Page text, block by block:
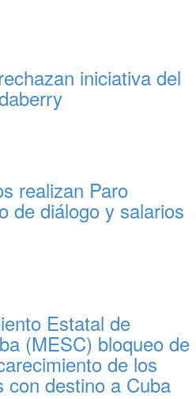
iniciativa del
realizan Paro
de diálogo y salarios
Estatal de
(MESC) bloqueo de
de los
con destino a Cuba